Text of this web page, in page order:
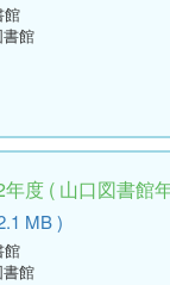
館
館
度 ( 山口図書館
MB )
館
館